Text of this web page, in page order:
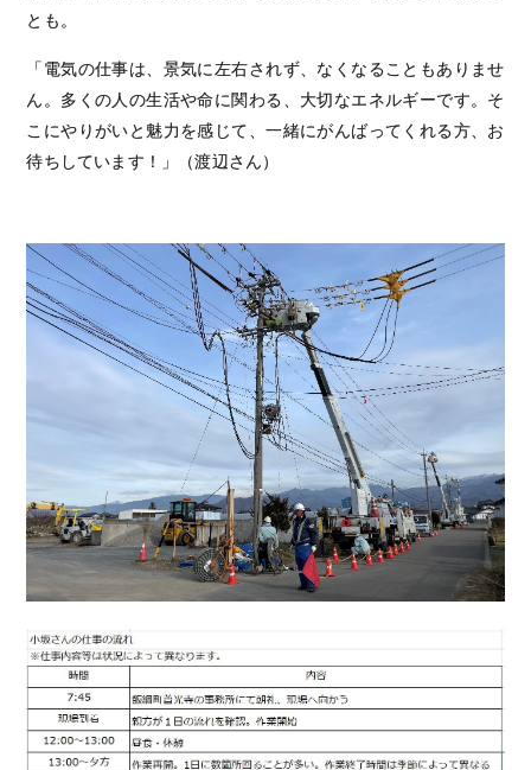
とも。
「電気の仕事は、景気に左右されず、なくなることもありませ
ん。多くの人の生活や命に関わる、大切なエネルギーです。そ
こにやりがいと魅力を感じて、一緒にがんばってくれる方、お
待ちしています！」（渡辺さん）